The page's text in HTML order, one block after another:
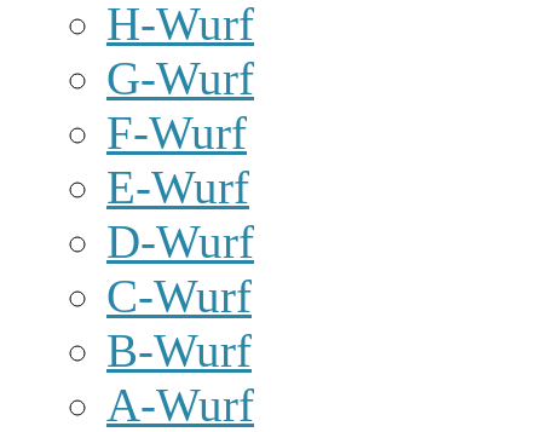
H-Wurf
G-Wurf
F-Wurf
E-Wurf
D-Wurf
C-Wurf
B-Wurf
A-Wurf